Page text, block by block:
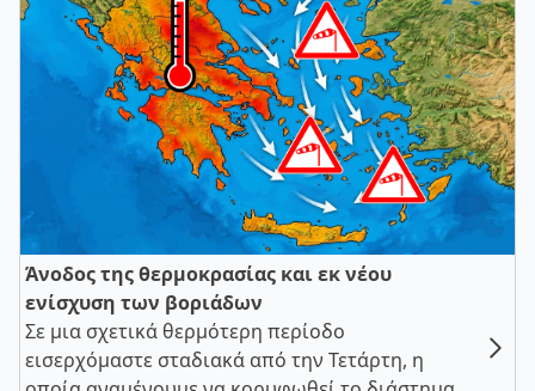
Άνοδος της θερμοκρασίας και εκ νέου
ενίσχυση των βοριάδων
Σε μια σχετικά θερμότερη περίοδο
εισερχόμαστε σταδιακά από την Τετάρτη, η